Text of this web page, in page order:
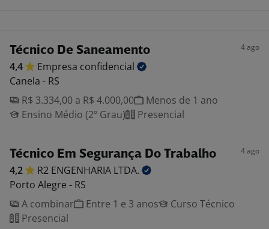
Técnico De Saneamento 4 ago
4,4 Empresa confidencial
Canela - RS
R$ 3.334,00 a R$ 4.000,00
Menos de 1 ano
Ensino Médio (2º Grau)
Presencial
Técnico Em Segurança Do Trabalho 4 ago
4,2 R2 ENGENHARIA LTDA.
Porto Alegre - RS
A combinar
Entre 1 e 3 anos
Curso Técnico
Presencial